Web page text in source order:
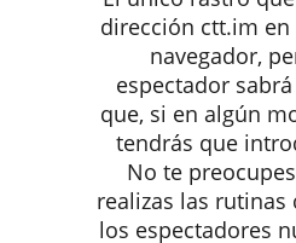
dirección ctt.im
navegador,
espectador
que, si en algún
tendrás que
No te
realizas las rutinas
los espectadores